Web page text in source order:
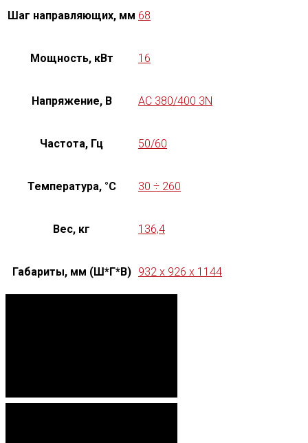
Шаг направляющих, мм 68
Мощность, кВт 16
Напряжение, В AC 380/400 3N
Частота, Гц 50/60
Температура, °C 30 ÷ 260
Вес, кг 136,4
Габариты, мм (Ш*Г*В) 932 x 926 x 1144